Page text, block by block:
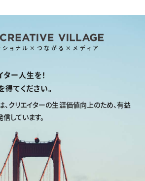
ショナル×つながる×メディア
ー人生を！
てください。
クリエイターの生涯価値向上のため、有益
しています。